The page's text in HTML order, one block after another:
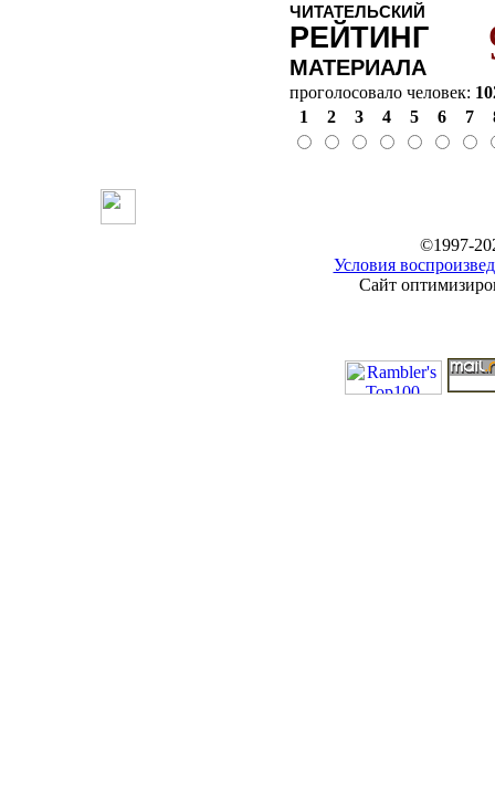
ЧИТАТЕЛЬСКИЙ
РЕЙТИНГ
МАТЕРИАЛА
проголосовало человек:
1
2 3 4 5 6 7
©1997-
Условия
Сайт